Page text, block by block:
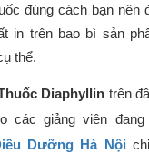
đúng cách bạn nên
in trên bao bì sản
thể.
Diaphyllin trên
các giảng viên
Dưỡng Hà Nội